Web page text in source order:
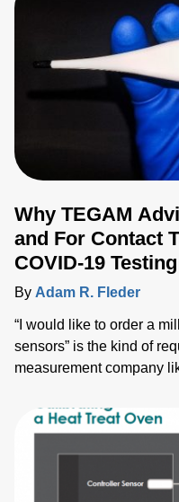
Why TEGAM
and For Contact
COVID-19 Testing
By Adam R. Fleder
“I would like to order a
sensors” is the kind of
measurement company